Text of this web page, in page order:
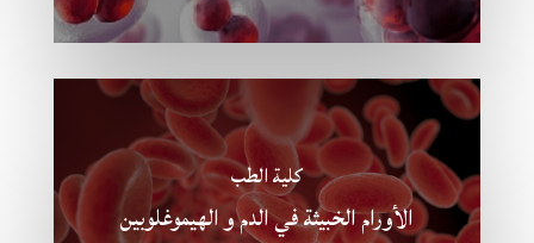
كلية الطب
الأورام الخبيثة في الدم و الهيموغلوبين